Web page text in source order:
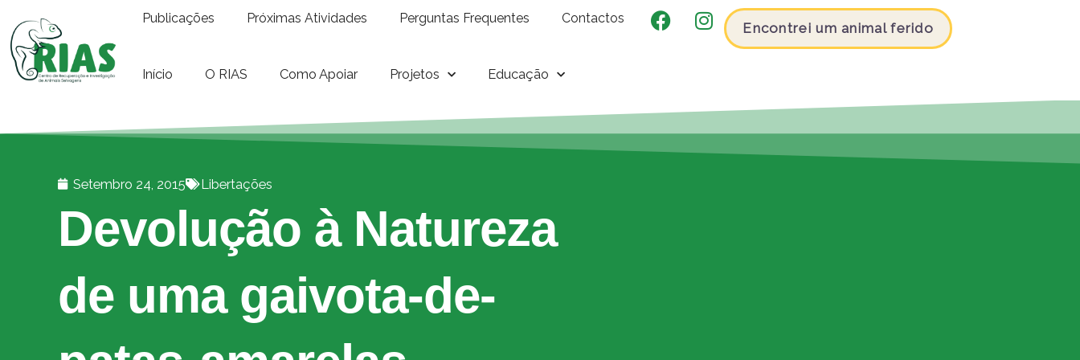
Publicações Próximas Atividades Perguntas Frequentes Contactos
Encontrei um animal ferido
Início O RIAS Como Apoiar Projetos Educação
Setembro 24, 2015 Libertações
Devolução à Natureza
de uma gaivota-de-